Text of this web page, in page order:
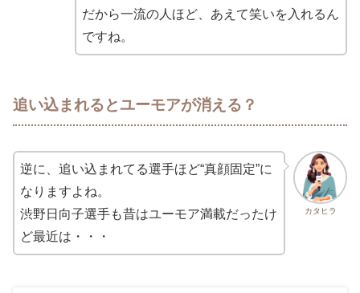
だから一流の人ほど、あえて笑いを入れるん
ですね。
追い込まれるとユーモアが消える？
カタヒラ
逆に、追い込まれてる選手ほど“真顔固定”に
なりますよね。
渋野日向子選手も昔はユーモア満載だったけ
ど最近は・・・